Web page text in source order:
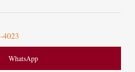
4023
WhatsApp